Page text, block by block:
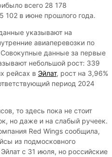
всего 28 178
102 в июне прошлого года.
указывают на
авиаперевозки по
данные за первые
небольшой рост: 339
рейсах в Эйлат, рост на 3,96%
период 2024
то здесь пока не стоит
но даже и на слабый ручеек.
Red Wings сообщила,
из подмосковного
с 31 июля, но российские